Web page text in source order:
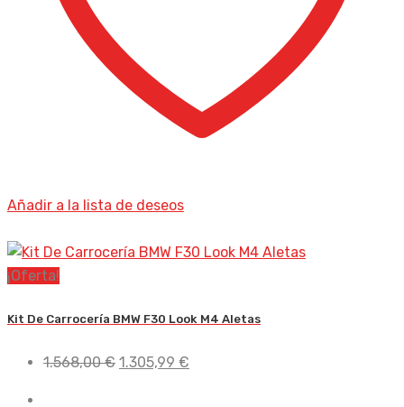
Añadir a la lista de deseos
¡Oferta!
Kit De Carrocería BMW F30 Look M4 Aletas
1.568,00€ El
1.305,99 €